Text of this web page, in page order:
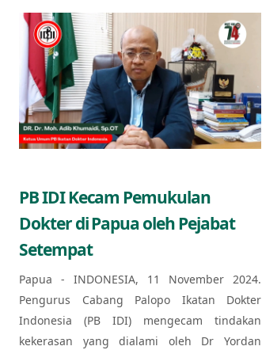
PB IDI Kecam Pemukulan
Dokter di Papua oleh Pejabat
Setempat
Papua - INDONESIA, 11 November 2024.
Pengurus Cabang Palopo Ikatan Dokter
Indonesia (PB IDI) mengecam tindakan
kekerasan yang dialami oleh Dr Yordan